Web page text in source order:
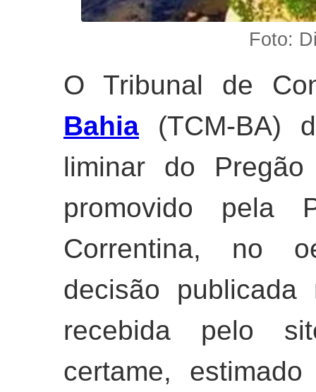
Foto:
O Tribunal de
Bahia (TCM-BA)
liminar do Pregão
promovido pela
Correntina, no
decisão
recebida pelo
certame,